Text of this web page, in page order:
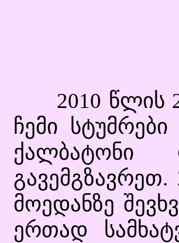
2010 წლის
ჩემი
ქალბატონი
მოედანზე
ერთად